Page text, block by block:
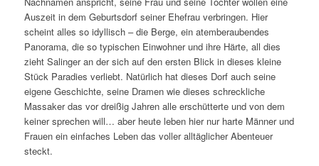
Auszeit in dem Geburtsdorf seiner Ehefrau verbringen. Hier
scheint alles so idyllisch – die Berge, ein atemberaubendes
Panorama, die so typischen Einwohner und ihre Härte, all dies
zieht Salinger an der sich auf den ersten Blick in dieses kleine
Stück Paradies verliebt. Natürlich hat dieses Dorf auch seine
eigene Geschichte, seine Dramen wie dieses schreckliche
Massaker das vor dreißig Jahren alle erschütterte und von dem
keiner sprechen will… aber heute leben hier nur harte Männer und
Frauen ein einfaches Leben das voller alltäglicher Abenteuer
steckt.